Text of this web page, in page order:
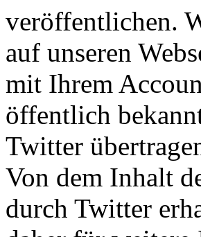
veröffentlichen.
auf unseren
mit Ihrem
öffentlich
Twitter
Von dem Inhalt
durch Twitter